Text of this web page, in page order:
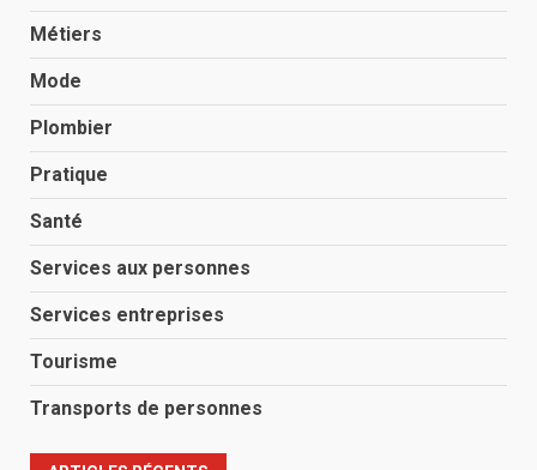
Métiers
Mode
Plombier
Pratique
Santé
Services aux personnes
Services entreprises
Tourisme
Transports de personnes